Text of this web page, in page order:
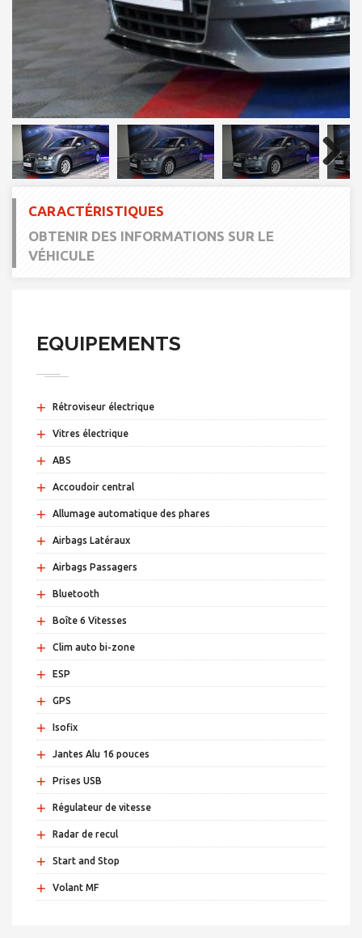
Next
CARACTÉRISTIQUES
OBTENIR DES INFORMATIONS SUR LE
VÉHICULE
EQUIPEMENTS
+ Rétroviseur électrique
+ Vitres électrique
+ ABS
+ Accoudoir central
+ Allumage automatique des phares
+ Airbags Latéraux
+ Airbags Passagers
+ Bluetooth
+ Boîte 6 Vitesses
+ Clim auto bi-zone
+ ESP
+ GPS
+ Isofix
+ Jantes Alu 16 pouces
+ Prises USB
+ Régulateur de vitesse
+ Radar de recul
+ Start and Stop
+ Volant MF